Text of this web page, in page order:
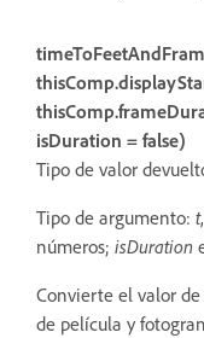
isDuration = false)
Tipo de valor
Tipo de argumento: t,
números; isDuration
Convierte el valor de
de película y